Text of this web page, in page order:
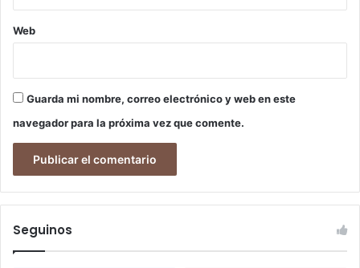
Web
Guarda mi nombre, correo electrónico y web en este
navegador para la próxima vez que comente.
Seguinos